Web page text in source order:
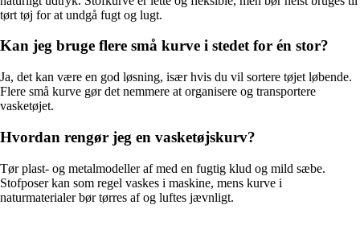
tørt tøj for at undgå fugt og lugt.
Kan jeg bruge flere små kurve i stedet for én stor?
Ja, det kan være en god løsning, især hvis du vil sortere tøjet løbende.
Flere små kurve gør det nemmere at organisere og transportere
vasketøjet.
Hvordan rengør jeg en vasketøjskurv?
Tør plast- og metalmodeller af med en fugtig klud og mild sæbe.
Stofposer kan som regel vaskes i maskine, mens kurve i
naturmaterialer bør tørres af og luftes jævnligt.